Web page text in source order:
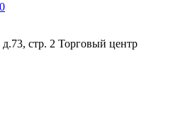
0
стр. 2 Торговый центр